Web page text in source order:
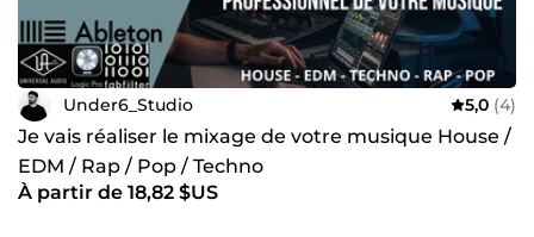
Under6_Studio 5,0 (4)
Je vais réaliser le mixage de votre musique House /
EDM / Rap / Pop / Techno
À partir de 18,82 $US